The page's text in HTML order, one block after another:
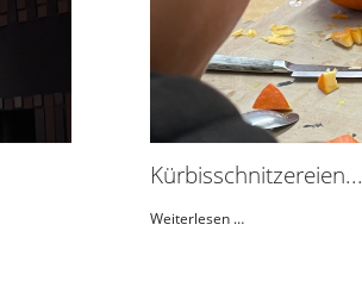
Kürbisschnitzereien...
Weiterlesen …